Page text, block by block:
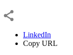
LinkedIn
Copy URL